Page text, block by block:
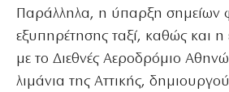
Παράλληλα, η ύπαρξη σημείων
εξυπηρέτησης ταξί, καθώς και
με το Διεθνές Αεροδρόμιο
λιμάνια της Αττικής,